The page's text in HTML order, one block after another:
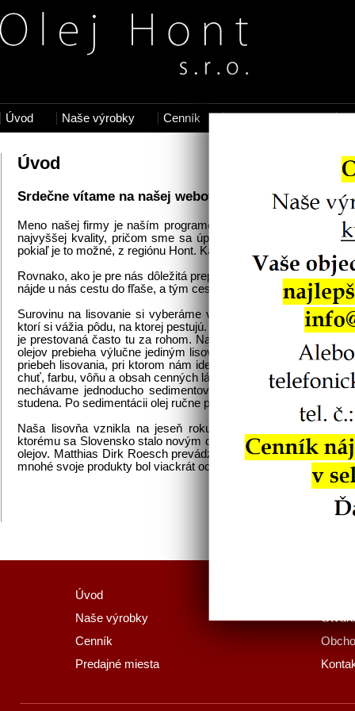
Úvod Naše výrobky Cenník
Úvod
Srdečne vítame na našej webovej stránke
Meno našej firmy je naším programom. Sme malý,
najvyššej kvality, pričom sme sa úplne zaviazali krajine, v
pokiaľ je to možné, z regiónu Hont. Každopádne so 100%-tnou
Rovnako, ako je pre nás dôležitá prepojenosť k regiónu, je pre
nájde u nás cestu do fľaše, a tým cestu k našim zákazníkom. A
Surovinu na lisovanie si vyberáme výlučne od malých
ktorí si vážia pôdu, na ktorej pestujú. Naša surovina neprejde
je prestovaná často tu za rohom. Naše semienka a jadierka
olejov prebieha výlučne jediným lisovaním za studena v
priebeh lisovania, pri ktorom nám ide o kvalitu, nie o kvantitu,
chuť, farbu, vôňu a obsah cenných látok prírodných rastlinných
nechávame jednoducho sedimentovať, čím si zachovávajú
studena. Po sedimentácii olej ručne plníme do fľiaš.
Naša lisovňa vznikla na jeseň roku 2013 a disponuje v
ktorému sa Slovensko stalo novým domovom) viac ako 20-
olejov. Matthias Dirk Roesch prevádzkoval vo Švajčiarsku 20
mnohé svoje produkty bol viackrát ocenený.
Úvod
Naše výrobky
Cenník
Predajné miesta